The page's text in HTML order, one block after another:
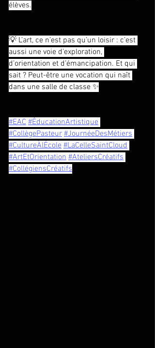
élèves.
💡 L’art, ce n’est pas qu’un loisir : c’est
aussi une voie d’exploration,
d’orientation et d’émancipation. Et qui
sait ? Peut-être une vocation qui naît
dans une salle de classe ✨
#EAC #ÉducationArtistique
#CollègePasteur #JournéeDesMétiers
#CultureÀlÉcole #LaCelleSaintCloud
#ArtEtOrientation #AteliersCréatifs
#CollégiensCréatifs